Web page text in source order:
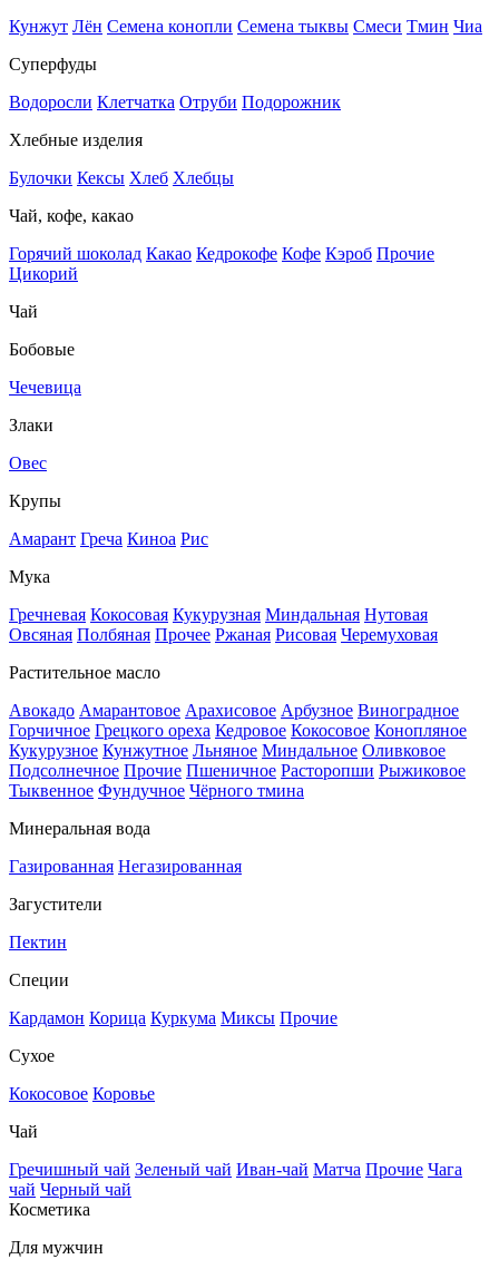
Кунжут Лён Семена конопли Семена тыквы Смеси Тмин Чиа
Суперфуды
Водоросли Клетчатка Отруби Подорожник
Хлебные изделия
Булочки Кексы Хлеб Хлебцы
Чай, кофе, какао
Горячий шоколад Какао Кедрокофе Кофе Кэроб Прочие
Цикорий
Чай
Бобовые
Чечевица
Злаки
Овес
Крупы
Амарант Греча Киноа Рис
Мука
Гречневая Кокосовая Кукурузная Миндальная Нутовая
Овсяная Полбяная Прочее Ржаная Рисовая Черемуховая
Растительное масло
Авокадо Амарантовое Арахисовое Арбузное Виноградное
Горчичное Грецкого ореха Кедровое Кокосовое Конопляное
Кукурузное Кунжутное Льняное Миндальное Оливковое
Подсолнечное Прочие Пшеничное Расторопши Рыжиковое
Тыквенное Фундучное Чёрного тмина
Минеральная вода
Газированная Негазированная
Загустители
Пектин
Специи
Кардамон Корица Куркума Миксы Прочие
Сухое
Кокосовое Коровье
Чай
Гречишный чай Зеленый чай Иван-чай Матча Прочие Чага
чай Черный чай
Косметика
Для мужчин